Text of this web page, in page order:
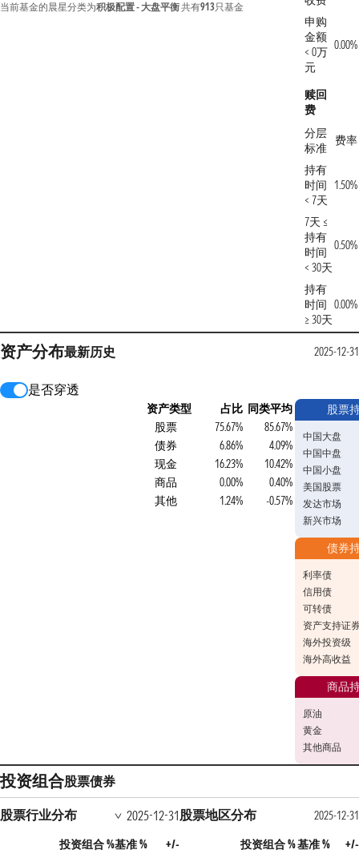
当前基金的晨星分类为积极配置 - 大盘平衡共有913只基金
申购
金额
< 0万
元
0.00%
赎回
费
分层
标准
费率
持有
时间
< 7天
1.50%
7天 ≤
持有
时间
< 30天
0.50%
持有
时间
≥ 30天
0.00%
资产分布最新历史 2025-12-31
是否穿透
资产类型 占比 同类平均
股票
75.67%
85.67%
债券
6.86%
4.09%
现金
16.23%
10.42%
商品
0.00%
0.40%
其他
1.24% -0.57%
股票
中国大盘
中国中盘
中国小盘
美国股票
发达市场
新兴市场
债券
利率债
信用债
可转债
资产支持证
海外投资级
海外高收益
商品
原油
黄金
其他商品
投资组合股票债券
股票行业分布 2025-12-31
投资组合 %基准 %
+/-
股票地区分布
2025-12-31
投资组合 %基准 %
+/-